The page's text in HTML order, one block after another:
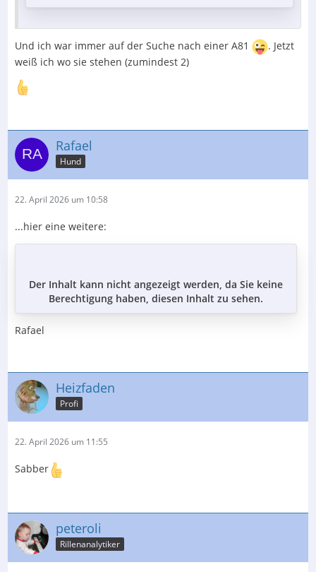
Und ich war immer auf der Suche nach einer A81
. Jetzt
weiß ich wo sie stehen (zumindest 2)
Rafael
Hund
22. April 2026 um 10:58
...hier eine weitere:
Der Inhalt kann nicht angezeigt werden, da Sie keine
Berechtigung haben, diesen Inhalt zu sehen.
Rafael
Heizfaden
Profi
22. April 2026 um 11:55
Sabber
peteroli
Rillenanalytiker